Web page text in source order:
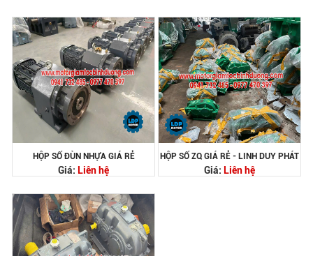
HỘP SỐ ĐÙN NHỰA GIÁ RẺ
Giá: Liên hệ
HỘP SỐ ZQ GIÁ RẺ - LINH DUY PHÁT
Giá: Liên hệ